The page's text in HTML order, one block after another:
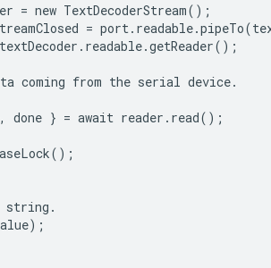
= new TextDecoderStream();
= port. readable.pipeTo(
textDecoder . readable.getReader();
coming from the serial device.
, done } = await reader . read();
();
string .
);